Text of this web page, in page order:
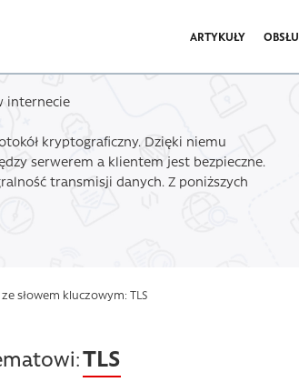
ARTYKUŁY
internecie
kryptograficzny. Dzięki niemu
serwerem a klientem jest bezpieczne.
transmisji danych. Z poniższych
słowem kluczowym: TLS
TLS